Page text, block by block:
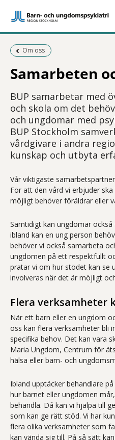
Föregående sida:
Om oss
Samarbeten
BUP samarbetar med
och skola om det
och ungdomar med
BUP Stockholm
vårdgivare i andra
kunskap och utbyta
Vår viktigaste
För att den vård vi erbjuder
möjligt behöver föräldrar eller
Samtidigt kan ungdomar
ibland kan en ung person
behöver vi också samarbeta
ungdomen på ett respektfullt
pratar vi om hur stödet kan se
involveras när det är möjligt
Flera verksamheter
När ett barn eller en ungdom
oss kan flera verksamheter bli
specifika behov. Det kan vara
Maria Ungdom, Centrum för
hälsa eller barn- och
Ibland upptäcker behandlare
hur barnet eller ungdomen
behandla. Då kan vi hjälpa till
som kan ge rätt stöd. Vi har
flera olika verksamheter som
kan vända sig till. På så sätt